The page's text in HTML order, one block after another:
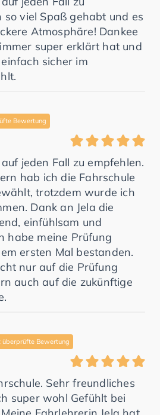
so viel Spaß gehabt und es
Atmosphäre! Dankee
super erklärt hat und
sicher im
Bewertung
jeden Fall zu empfehlen.
hab ich die Fahrschule
trotzdem wurde ich
Dank an Jela die
einfühlsam und
habe meine Prüfung
ersten Mal bestanden.
nur auf die Prüfung
auch auf die zukünftige
überprüfte Bewertung
Sehr freundliches
super wohl Gefühlt bei